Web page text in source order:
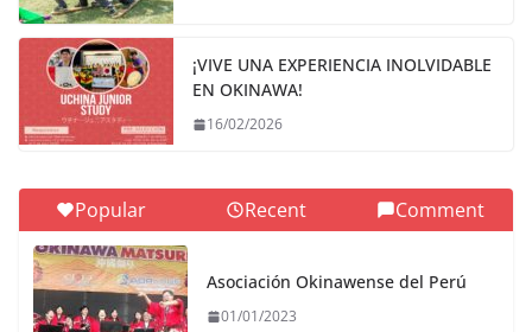
¡VIVE UNA EXPERIENCIA INOLVIDABLE
EN OKINAWA!
16/02/2026
Popular Recent Comment
Asociación Okinawense del Perú
01/01/2023